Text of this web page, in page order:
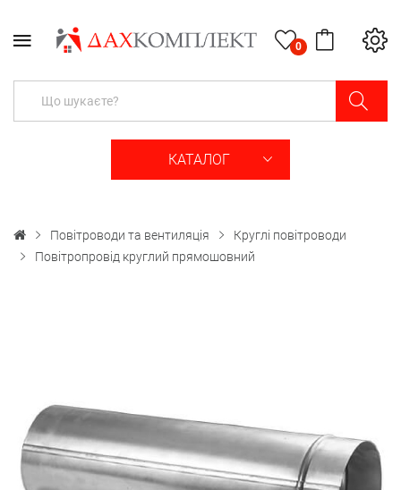
0
КАТАЛОГ
Повітроводи та вентиляція
Круглі повітроводи
Повітропровід круглий прямошовний